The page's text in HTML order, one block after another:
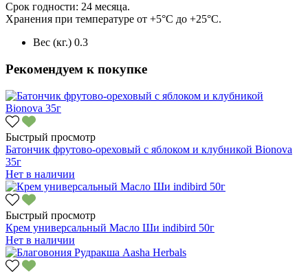
Срок годности: 24 месяца.
Хранения при температуре от +5°C до +25°C.
Вес (кг.) 0.3
Рекомендуем к покупке
Быстрый просмотр
Батончик фрутово-ореховый с яблоком и клубникой Bionova
35г
Нет в наличии
Быстрый просмотр
Крем универсальный Масло Ши indibird 50г
Нет в наличии